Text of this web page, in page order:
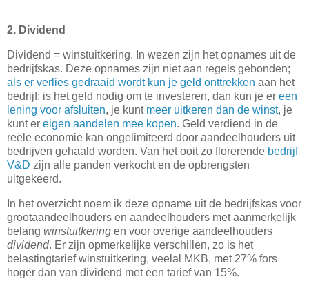
2. Dividend
Dividend = winstuitkering. In wezen zijn het opnames uit de
bedrijfskas. Deze opnames zijn niet aan regels gebonden;
als er verlies gedraaid wordt kun je geld onttrekken aan het
bedrijf; is het geld nodig om te investeren, dan kun je er een
lening voor afsluiten, je kunt meer uitkeren dan de winst, je
kunt er eigen aandelen mee kopen. Geld verdiend in de
reële economie kan ongelimiteerd door aandeelhouders uit
bedrijven gehaald worden. Van het ooit zo florerende bedrijf
V&D zijn alle panden verkocht en de opbrengsten
uitgekeerd.
In het overzicht noem ik deze opname uit de bedrijfskas voor
grootaandeelhouders en aandeelhouders met aanmerkelijk
belang winstuitkering en voor overige aandeelhouders
dividend. Er zijn opmerkelijke verschillen, zo is het
belastingtarief winstuitkering, veelal MKB, met 27% fors
hoger dan van dividend met een tarief van 15%.